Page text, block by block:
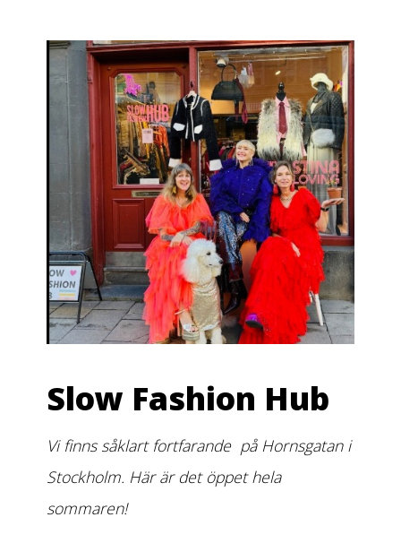
Slow Fashion Hub
Vi finns såklart fortfarande på Hornsgatan i
Stockholm. Här är det öppet hela
sommaren!